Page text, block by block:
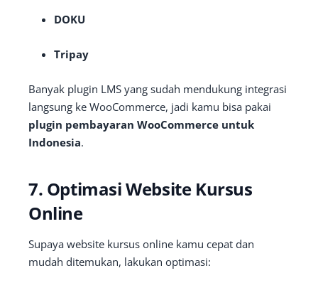
DOKU
Tripay
Banyak plugin LMS yang sudah mendukung integrasi
langsung ke WooCommerce, jadi kamu bisa pakai
plugin pembayaran WooCommerce untuk
Indonesia.
7. Optimasi Website Kursus
Online
Supaya website kursus online kamu cepat dan
mudah ditemukan, lakukan optimasi: